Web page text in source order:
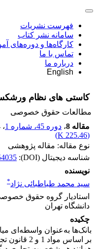
فهرست نشریات
سامانه نشر کتاب
کارگاه‌ها و دوره‌های
تماس با ما
درباره ما
English
کاستی های نظام
مطالعات حقوق خصوصی
مقاله 8
، دوره 45، شماره 1 ، 1394
(
225.46 K
)
نوع مقاله: مقاله پژوهشی
شناسه دیجیتال (DOI):
نویسنده
سید محمد طباطبائی نژاد*
استادیار گروه حقوق
دانشگاه تهران
چکیده
بانک‌ها به‌عنوان واسطه‌ای
بر اساس